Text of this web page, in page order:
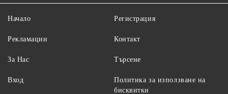
Начало
Рекламации
За Нас
Вход
Регистрация
Контакт
Търсене
Политика за използване на
бисквитки